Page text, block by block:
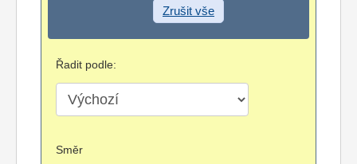
Zrušit vše
Řadit podle:
Směr